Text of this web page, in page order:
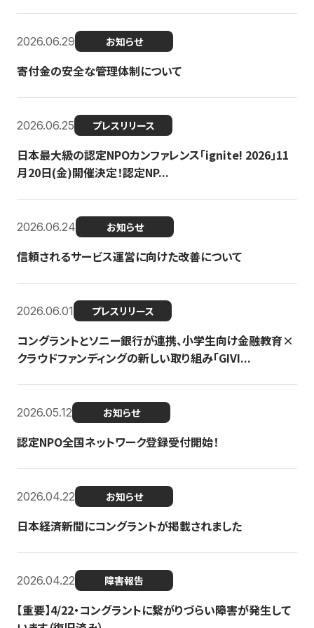
2026.06.29 お知らせ
寄付金の安全な管理体制について
2026.06.25 プレスリリース
日本最大級の認定NPOカンファレンス「ignite! 2026」11
月20日(金)開催決定！認定NP...
2026.06.24 お知らせ
信頼されるサービス運営に向けた改善について
2026.06.01 プレスリリース
コングラントとソニー銀行が連携、小学生向け金融教育×
クラウドファンディングの新しい取り組み「GIVI...
2026.05.12 お知らせ
認定NPO全国ネットワーク登録受付開始！
2026.04.22 お知らせ
日本経済新聞にコングラントが掲載されました
2026.04.22 障害報告
【重要】4/22・コングラントに繋がりづらい障害が発生して